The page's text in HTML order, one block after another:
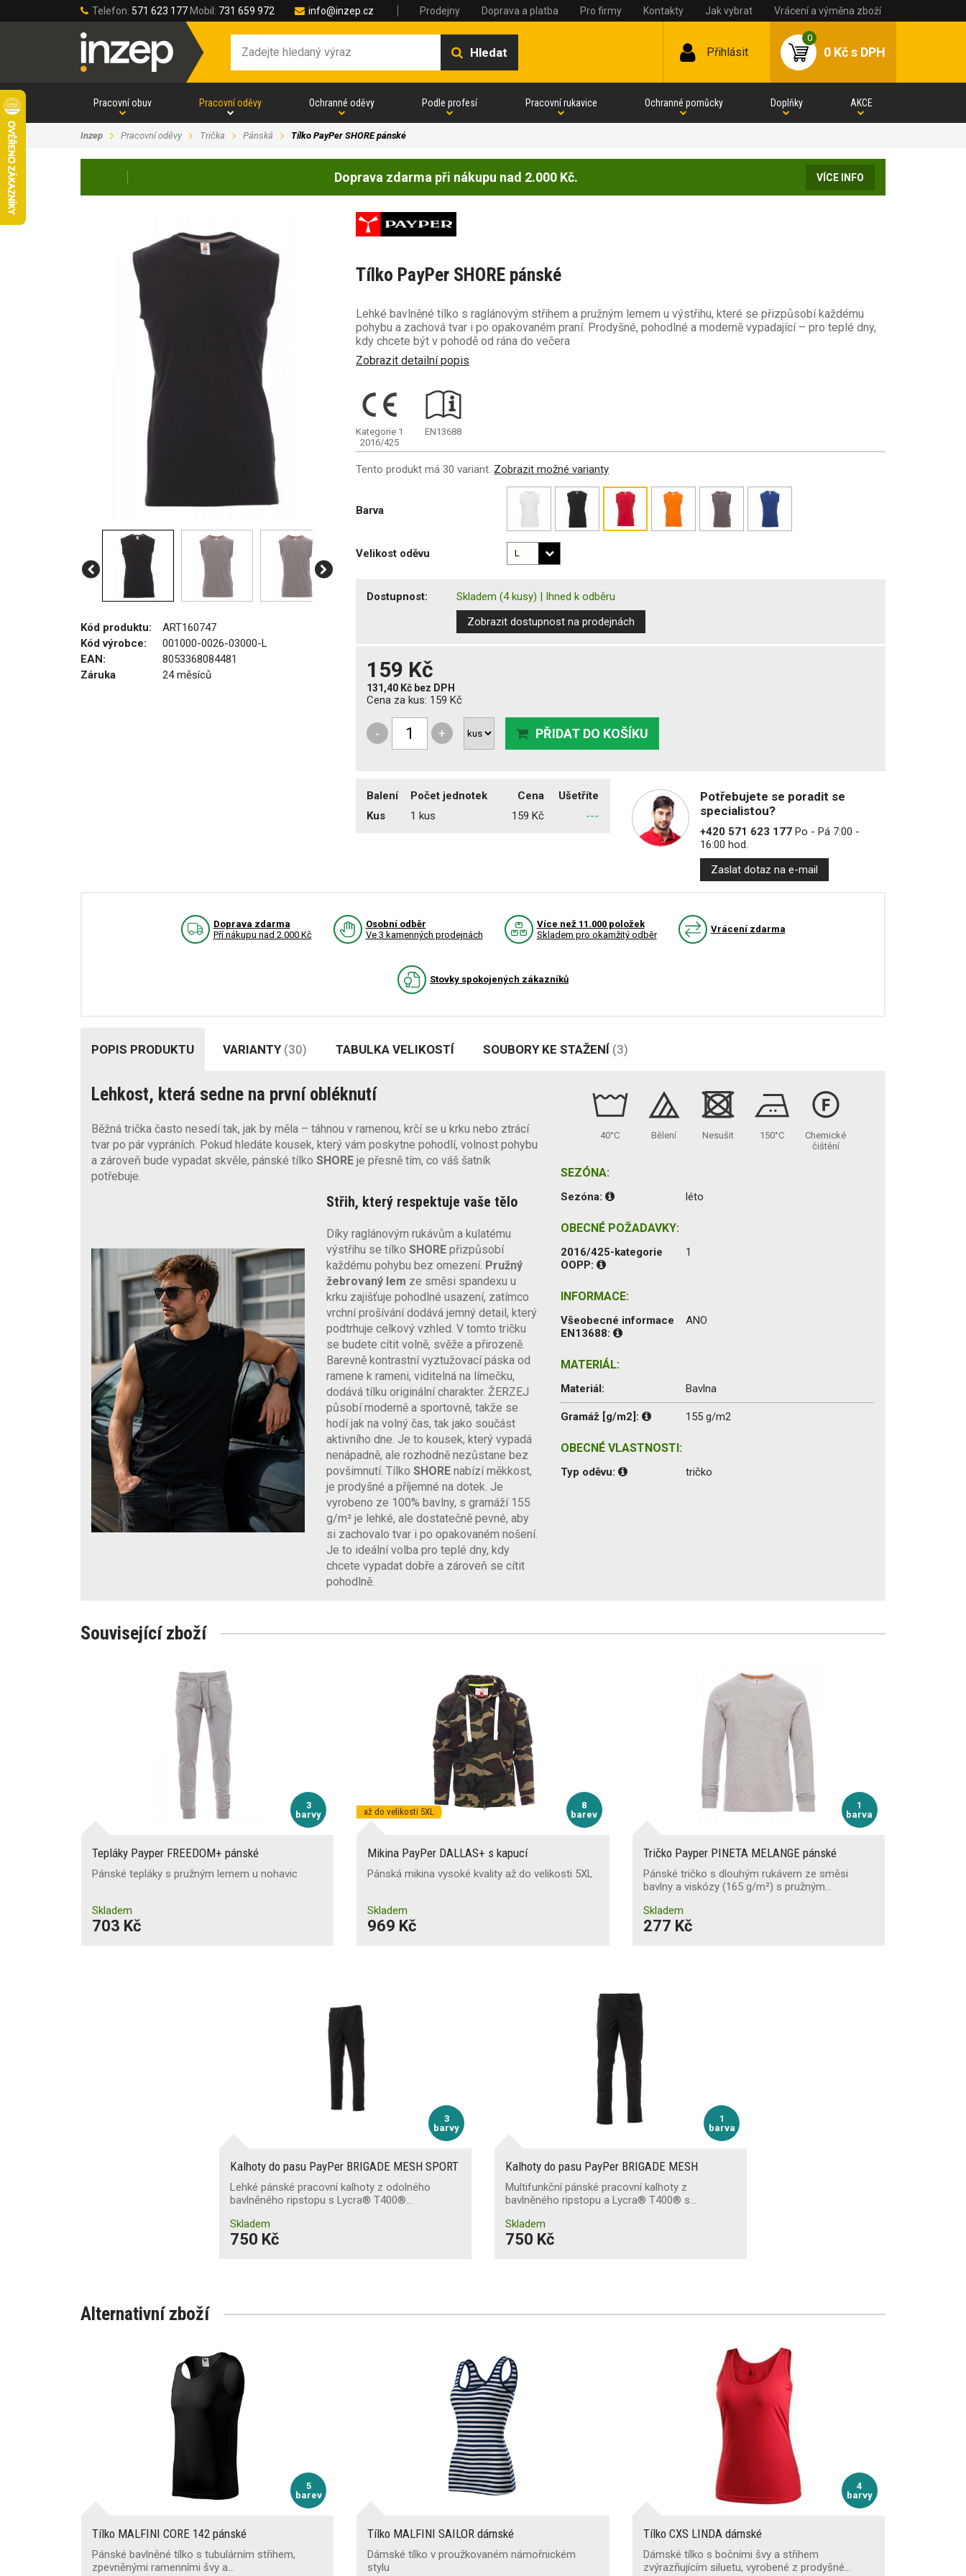
Telefon: 571 623 177 Mobil: 731 659 972 info@inzep.cz Prodejny Doprava a platba Pro firmy Kontakty Jak vybrat Vrácení a výměna zboží
Hledat Přihlásit
0
0 Kčs DPH
Pracovní obuv Pracovní oděvy Ochranné oděvy Podle profesí Pracovní rukavice Ochranné pomůcky Doplňky AKCE
Inzep Pracovní oděvy Trička Pánská Tílko PayPer SHORE pánské
Doprava zdarma při nákupu nad 2.000 Kč. VÍCE INFO
Kód produktu:
ART160747
Kód výrobce:
001000-0026-03000-L
EAN:
8053368084481
Záruka
24 měsíců
Tílko PayPer SHORE pánské
Lehké bavlněné tílko s raglánovým střihem a pružným lemem u výstřihu, které se přizpůsobí každému
pohybu a zachová tvar i po opakovaném praní. Prodyšné, pohodlné a moderně vypadající – pro teplé dny,
kdy chcete být v pohodě od rána do večera
Zobrazit detailní popis
Kategorie 1
2016/425
EN13688
Tento produkt má 30 variant. Zobrazit možné varianty
Barva
Velikost oděvu
Dostupnost: Skladem (4 kusy) | Ihned k odběru
Zobrazit dostupnost na prodejnách
159 Kč
131,40 Kč bez DPH
Cena za kus: 159 Kč
- + PŘIDAT DO KOŠÍKU
Balení Počet jednotek Cena
Ušetříte
Kus
1 kus 159 Kč ---
Potřebujete se poradit se
specialistou?
+420 571 623 177Po - Pá 7:00 -
16:00 hod.
Zaslat dotaz na e-mail
Doprava zdarma
Pří nákupu nad 2.000 Kč
Osobní odběr
Ve 3 kamenných prodejnách
Více než 11.000 položek
Skladem pro okamžitý odběr
Vrácení zdarma
Stovky spokojených zákazníků
POPIS PRODUKTU VARIANTY (30) TABULKA VELIKOSTÍ SOUBORY KE STAŽENÍ (3)
Lehkost, která sedne na první obléknutí
Běžná trička často nesedí tak, jak by měla – táhnou v ramenou, krčí se u krku nebo ztrácí
tvar po pár vypráních. Pokud hledáte kousek, který vám poskytne pohodlí, volnost pohybu
a zároveň bude vypadat skvěle, pánské tílko SHORE je přesně tím, co váš šatník
potřebuje.
Střih, který respektuje vaše tělo
Díky raglánovým rukávům a kulatému
výstřihu se tílko SHORE přizpůsobí
každému pohybu bez omezení. Pružný
žebrovaný lem ze směsi spandexu u
krku zajišťuje pohodlné usazení, zatímco
vrchní prošívání dodává jemný detail, který
podtrhuje celkový vzhled. V tomto tričku
se budete cítit volně, svěže a přirozeně.
Barevně kontrastní vyztužovací páska od
ramene k rameni, viditelná na límečku,
dodává tílku originální charakter. ŽERZEJ
působí moderně a sportovně, takže se
hodí jak na volný čas, tak jako součást
aktivního dne. Je to kousek, který vypadá
nenápadně, ale rozhodně nezůstane bez
povšimnutí. Tílko SHORE nabízí měkkost,
je prodyšné a příjemné na dotek. Je
vyrobeno ze 100% bavlny, s gramáží 155
g/m² je lehké, ale dostatečně pevné, aby
si zachovalo tvar i po opakovaném nošení.
Je to ideální volba pro teplé dny, kdy
chcete vypadat dobře a zároveň se cítit
pohodlně.
40°C Bělení Nesušit 150°C
Chemické
čištění
SEZÓNA:
Sezóna: léto
OBECNÉ POŽADAVKY:
2016/425-kategorie
OOPP:
1
INFORMACE:
Všeobecné informace
EN13688:
ANO
MATERIÁL:
Materiál: Bavlna
Gramáž [g/m2]: 155 g/m2
OBECNÉ VLASTNOSTI:
Typ oděvu: tričko
Související zboží
3
barvy
Tepláky Payper FREEDOM+ pánské
Pánské tepláky s pružným lemem u nohavic
Skladem
703 Kč
8
barev
až do velikosti 5XL
Mikina PayPer DALLAS+ s kapucí
Pánská mikina vysoké kvality až do velikosti 5XL
Skladem
969 Kč
1
barva
Tričko Payper PINETA MELANGE pánské
Pánské tričko s dlouhým rukávem ze směsi
bavlny a viskózy (165 g/m²) s pružným…
Skladem
277 Kč
3
barvy
Kalhoty do pasu PayPer BRIGADE MESH SPORT
Lehké pánské pracovní kalhoty z odolného
bavlněného ripstopu s Lycra® T400®…
Skladem
750 Kč
1
barva
Kalhoty do pasu PayPer BRIGADE MESH
Multifunkční pánské pracovní kalhoty z
bavlněného ripstopu a Lycra® T400® s…
Skladem
750 Kč
Alternativní zboží
5
barev
Tílko MALFINI CORE 142 pánské
Pánské bavlněné tílko s tubulárním střihem,
zpevněnými ramenními švy a…
Tílko MALFINI SAILOR dámské
Dámské tílko v proužkovaném námořnickém
stylu
4
barvy
Tílko CXS LINDA dámské
Dámské tílko s bočními švy a střihem
zvýrazňujícím siluetu, vyrobené z prodyšné…